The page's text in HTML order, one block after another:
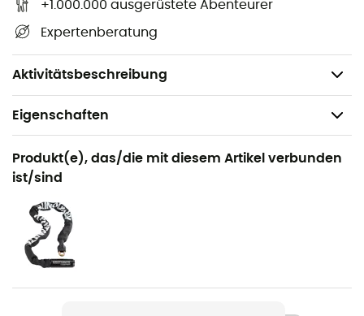
+1.000.000 ausgerüstete Abenteurer
Expertenberatung
Aktivitätsbeschreibung
Casco Loc
: Einhandbedienbarer
Verschlussmechanismus. Der Helm lässt sich super
einfach aufsetzen und anpassen, sogar während der
Fahrt.
Eigenschaften
Geeignet für
Radsport / Fahrradtourismus / Road bike
Geschlecht
Herren / Damen
Produkt
Roadster
Produkt(e), das/die mit diesem Artikel verbunden
ist/sind